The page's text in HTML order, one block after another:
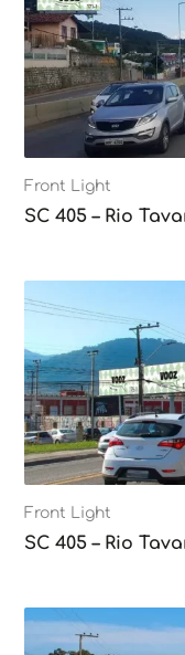
Front Light
SC 405 – Rio
Front Light
SC 405 – Rio